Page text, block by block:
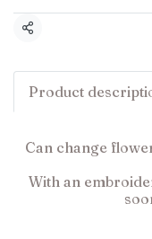
Share
Product
Can change
With an